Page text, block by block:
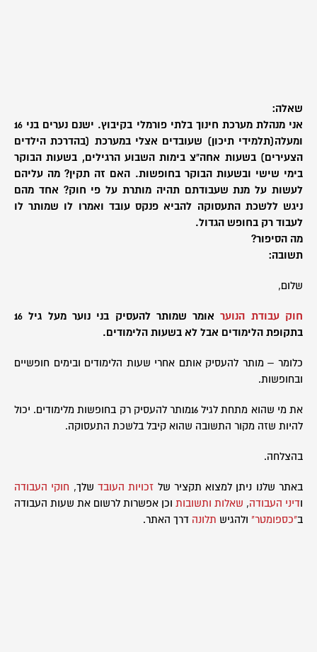
שאלה:
אני מנהלת מערכת חינוך בלתי פורמלי בקיבוץ. ישנם נערים בני 16
ומעלה(תלמידי תיכון) שעובדים אצלי במערכת (בהדרכת הילדים
הצעירים) בשעות אחה"צ בימות השבוע הרגילים, בשעות הבוקר
בימי שישי ובשעות הבוקר בחופשות. האם זה תקין? מה עליהם
לעשות על מנת שעבודתם תהיה מותרת על פי חוק? אחד מהם
ניגש ללשכת התעסוקה להביא פנקס עובד ואמרו לו שמותר לו
לעבוד רק בחופש הגדול.
מה הסיפור?
תשובה:
שלום,
חוק עבודת הנוער
אומר שמותר להעסיק בני נוער מעל גיל 16
בתקופת הלימודים אבל לא בשעות הלימודים.
כלומר – מותר להעסיק אותם אחרי שעות הלימודים ובימים חופשיים
ובחופשות.
את מי שהוא מתחת לגיל 16מותר להעסיק רק בחופשות מלימודים. יכול
להיות שזה מקור התשובה שהוא קיבל בלשכת התעסוקה.
בהצלחה.
באתר שלנו ניתן למצוא תקציר של זכויות העובד שלך,
חוקי העבודה
ודיני העבודה, שאלות ותשובות וכן אפשרות לרשום את שעות העבודה
ב"כספומטר" ולהגיש תלונה דרך האתר.